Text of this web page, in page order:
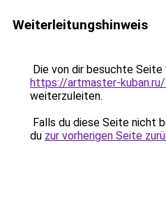
Weiterleitungshinweis
Die von dir besuchte Seite
https://artmaster-
weiterzuleiten.
Falls du diese Seite nicht
du zur vorherigen Seite